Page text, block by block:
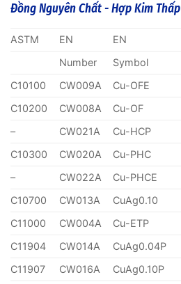
Đồng Nguyên Chất - Hợp Kim Thấp
ASTM EN EN
Number
Symbol
C10100
CW009A Cu-OFE
C10200
CW008A Cu-OF
–
CW021A Cu-HCP
C10300
CW020A Cu-PHC
–
CW022A Cu-PHCE
C10700
CW013A CuAg0.10
C11000
CW004A Cu-ETP
C11904
CW014A CuAg0.04P
C11907
CW016A CuAg0.10P